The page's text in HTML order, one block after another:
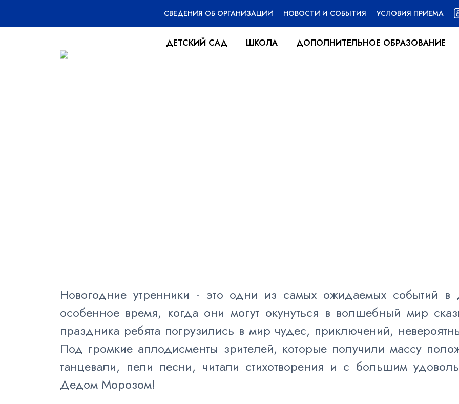
СВЕДЕНИЯ ОБ ОРГАНИЗАЦИИ НОВОСТИ И СОБЫТИЯ УСЛОВИЯ ПРИЕМА
ДЕТСКИЙ САД ШКОЛА ДОПОЛНИТЕЛЬНОЕ ОБРАЗОВАНИЕ
Новогодние утренники - это одни из самых ожидаемых событий в
особенное время, когда они могут окунуться в волшебный мир
праздника ребята погрузились в мир чудес, приключений,
Под громкие аплодисменты зрителей, которые получили массу
танцевали, пели песни, читали стихотворения и с большим
Дедом Морозом!